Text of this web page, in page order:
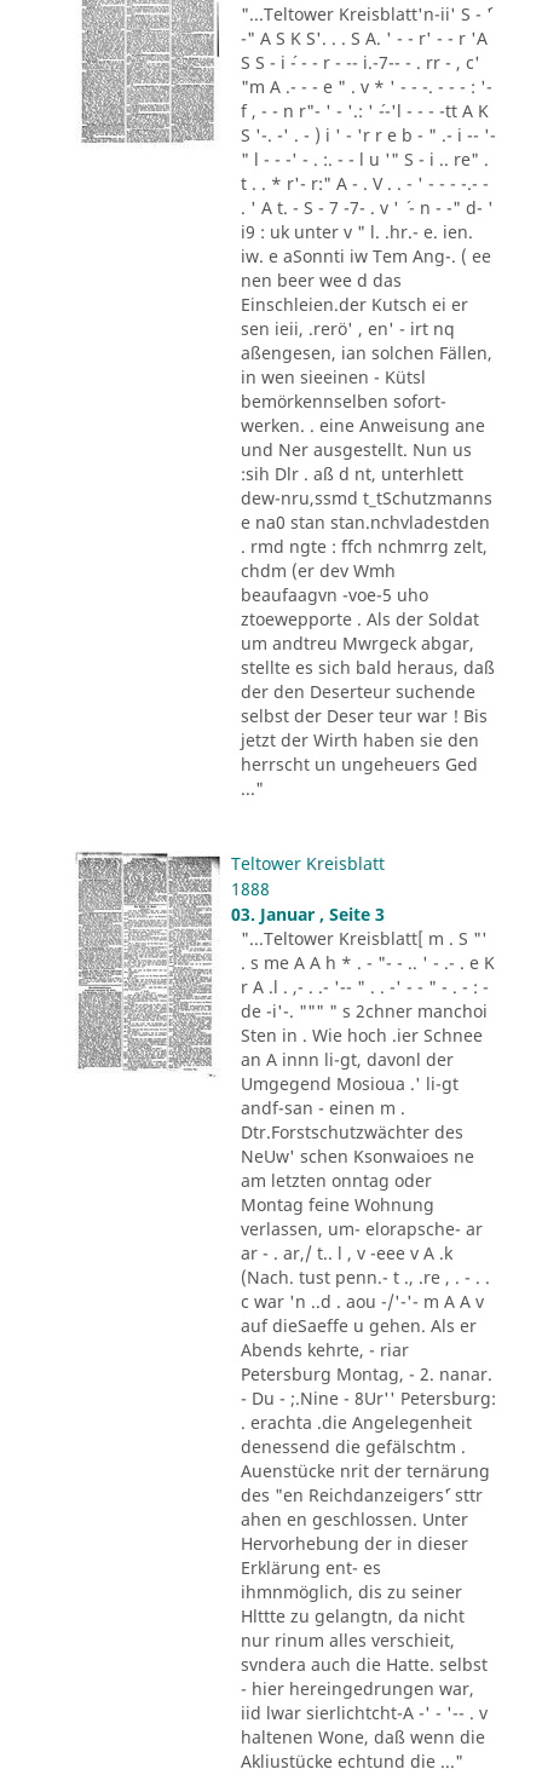
"...Teltower Kreisblatt'n-ii' S - ´'
-" A S K S'. . . S A. ' - - r' - - r 'A
S S - i ´- - - r - -- i.-7-- - . rr - , c'
"m A .- - - e " . v * ' - - -. - - - : '-
f , - - n r"- ' - '.: ' ´--'l - - - -tt A K
S '-. -' . - ) i ' - 'r r e b - " .- i -- '-
" l - - -' - . :. - - l u '" S - i .. re" .
t . . * r'- r:" A - . V . . - ' - - - -.- -
. ' A t. - S - 7 -7- . v ' ´ - n - -" d- '
i9 : uk unter v " l. .hr.- e. ien.
iw. e aSonnti iw Tem Ang-. ( ee
nen beer wee d das
Einschleien.der Kutsch ei er
sen ieii, .rerö' , en' - irt nq
aßengesen, ian solchen Fällen,
in wen sieeinen - Kütsl
bemörkennselben sofort-
werken. . eine Anweisung ane
und Ner ausgestellt. Nun us
:sih Dlr . aß d nt, unterhlett
dew-nru,ssmd t_tSchutzmanns
e na0 stan stan.nchvladestden
. rmd ngte : ffch nchmrrg zelt,
chdm (er dev Wmh
beaufaagvn -voe-5 uho
ztoewepporte . Als der Soldat
um andtreu Mwrgeck abgar,
stellte es sich bald heraus, daß
der den Deserteur suchende
selbst der Deser teur war ! Bis
jetzt der Wirth haben sie den
herrscht un ungeheuers Ged
..."
Teltower Kreisblatt
1888
03. Januar , Seite 3
"...Teltower Kreisblatt[ m . S "'
. s me A A h * . - "- - .. ' - .- . e K
r A .l . ,- . .- '-- " . . -' - - " - . - : -
de -i'-. """ " s 2chner manchoi
Sten in . Wie hoch .ier Schnee
an A innn li-gt, davonl der
Umgegend Mosioua .' li-gt
andf-san - einen m .
Dtr.Forstschutzwächter des
NeUw' schen Ksonwaioes ne
am letzten onntag oder
Montag feine Wohnung
verlassen, um- elorapsche- ar
ar - . ar,/ t.. l , v -eee v A .k
(Nach. tust penn.- t ., .re , . - . .
c war 'n ..d . aou -/'-'- m A A v
auf dieSaeffe u gehen. Als er
Abends kehrte, - riar
Petersburg Montag, - 2. nanar.
- Du - ;.Nine - 8Ur'' Petersburg:
. erachta .die Angelegenheit
denessend die gefälschtm .
Auenstücke nrit der ternärung
des "en Reichdanzeigers´' sttr
ahen en geschlossen. Unter
Hervorhebung der in dieser
Erklärung ent- es
ihmnmöglich, dis zu seiner
Hlttte zu gelangtn, da nicht
nur rinum alles verschieit,
svndera auch die Hatte. selbst
- hier hereingedrungen war,
iid lwar sierlichtcht-A -' - '-- . v
haltenen Wone, daß wenn die
Akliustücke echtund die ..."